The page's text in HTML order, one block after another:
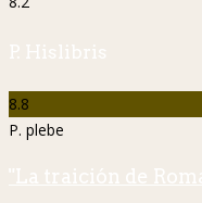
P. Hislibris
8.8
P. plebe
"La traición de